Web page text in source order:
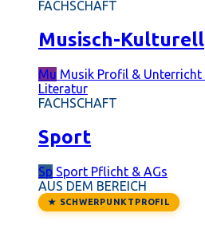
FACHSCHAFT
Musisch-Kulturell
Mu Musik Profil & Unterricht
Literatur
FACHSCHAFT
Sport
Sp Sport Pflicht & AGs
AUS DEM BEREICH
★ SCHWERPUNKTPROFIL